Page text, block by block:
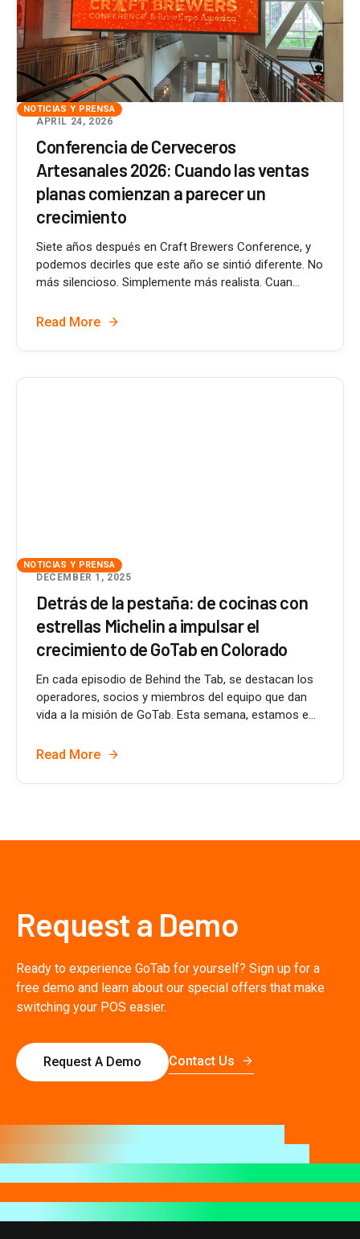
NOTICIAS Y PRENSA
APRIL 24, 2026
Conferencia de Cerveceros
Artesanales 2026: Cuando las ventas
planas comienzan a parecer un
crecimiento
Siete años después en Craft Brewers Conference, y
podemos decirles que este año se sintió diferente. No
más silencioso. Simplemente más realista. Cuan...
Read More
NOTICIAS Y PRENSA
DECEMBER 1, 2025
Detrás de la pestaña: de cocinas con
estrellas Michelin a impulsar el
crecimiento de GoTab en Colorado
En cada episodio de Behind the Tab, se destacan los
operadores, socios y miembros del equipo que dan
vida a la misión de GoTab. Esta semana, estamos e...
Read More
Request a Demo
Ready to experience GoTab for yourself? Sign up for a
free demo and learn about our special offers that make
switching your POS easier.
Request A Demo Contact Us